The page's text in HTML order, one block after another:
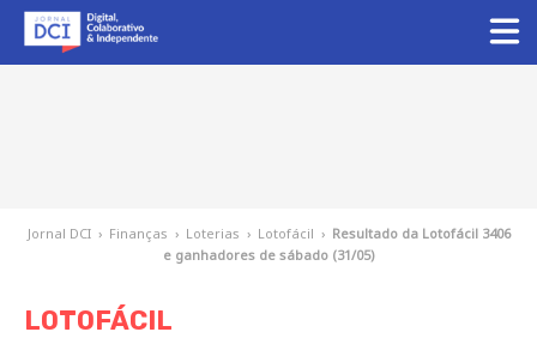
Jornal DCI › Finanças › Loterias › Lotofácil › Resultado da Lotofácil 3406
e ganhadores de sábado (31/05)
LOTOFÁCIL